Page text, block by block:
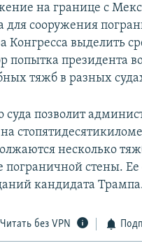
на границе с
для сооружения
Конгресса выделить
попытка президента
тяжб в разных
позволит
несколько
пограничной стены.
кандидата
Читать без VPN